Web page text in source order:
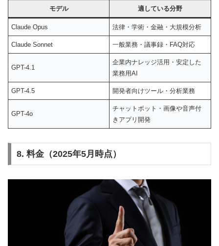
モデル 適している分野
Claude Opus 法律・学術・金融・大規模分析
Claude Sonnet 一般業務・議事録・FAQ対応
GPT-4.1
企業内ナレッジ活用・安定した
業務用AI
GPT-4.5 開発者向けツール・分析業務
GPT-4o
チャットボット・画像や音声付
きアプリ開発
8. 料金（2025年5月時点）